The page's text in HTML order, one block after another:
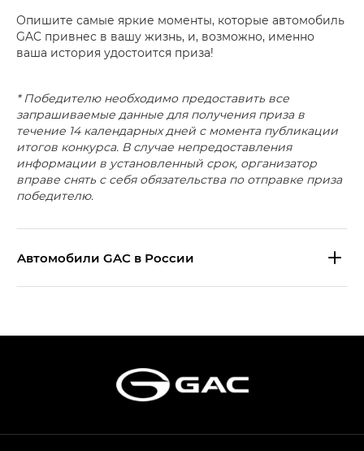
Опишите самые яркие моменты, которые автомобиль
GAC привнес в вашу жизнь, и, возможно, именно
ваша история удостоится приза!
* Победителю необходимо предоставить все
запрашиваемые данные для получения приза в
течение 14 календарных дней с момента публикации
итогов конкурса. В случае непредоставления
информации в установленный срок, организатор
вправе снять с себя обязательства по отправке приза
победителю.
Aвтомобили GAC в России
Эс Икс ПРЕМИУМ — SX PREMIUM
S7 — Эс 7 (S7) в комплектациях
Эс Икс ПРЕМИУМ — SX PREMIUM, Эс Тэ — ST
в комплектации Экс ПРЕМИУМ — EX PREMIUM